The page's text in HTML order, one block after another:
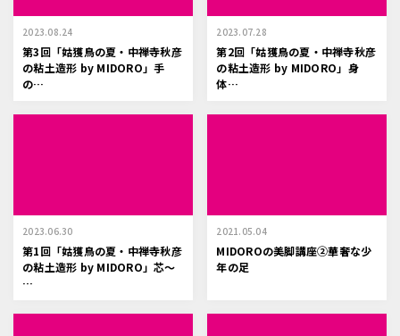
2023.08.24
第3回「姑獲鳥の夏・中禅寺秋彦
の粘土造形 by MIDORO」手
の…
2023.07.28
第2回「姑獲鳥の夏・中禅寺秋彦
の粘土造形 by MIDORO」身
体…
2023.06.30
第1回「姑獲鳥の夏・中禅寺秋彦
の粘土造形 by MIDORO」芯〜
…
2021.05.04
MIDOROの美脚講座②華奢な少
年の足